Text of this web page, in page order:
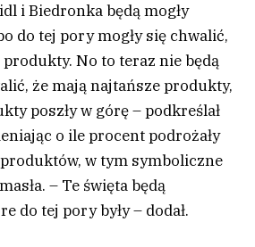
i Biedronka będą mogły
do tej pory mogły się chwalić,
No to teraz nie będą
że mają najtańsze produkty,
poszły w górę – podkreślał
o ile procent podrożały
w tym symboliczne
– Te święta będą
do tej pory były – dodał.